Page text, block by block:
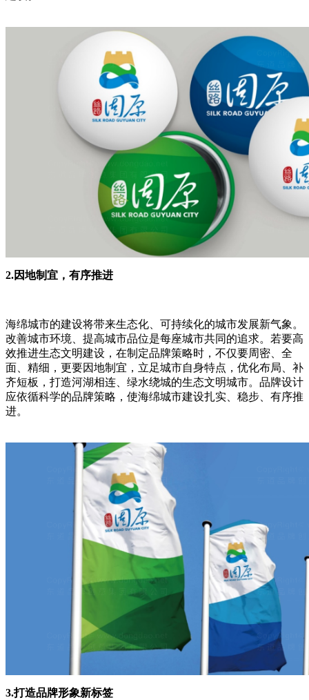
2.因地制宜，有序推进
海绵城市的建设将带来生态化、可持续化的城市发展新气象。
改善城市环境、提高城市品位是每座城市共同的追求。若要高
效推进生态文明建设，在制定品牌策略时，不仅要周密、全
面、精细，更要因地制宜，立足城市自身特点，优化布局、补
齐短板，打造河湖相连、绿水绕城的生态文明城市。品牌设计
应依循科学的品牌策略，使海绵城市建设扎实、稳步、有序推
进。
3.打造品牌形象新标签